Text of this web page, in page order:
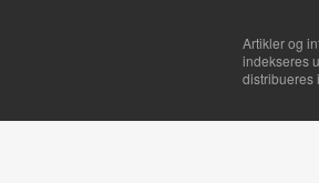
Artikler og
indekseres
distribueres